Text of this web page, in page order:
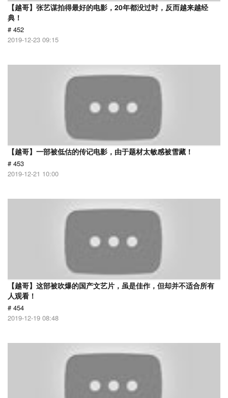
【越哥】张艺谋拍得最好的电影，20年都没过时，反而越来越经
典！
# 452
2019-12-23 09:15
【越哥】一部被低估的传记电影，由于题材太敏感被雪藏！
# 453
2019-12-21 10:00
【越哥】这部被吹爆的国产文艺片，虽是佳作，但却并不适合所有
人观看！
# 454
2019-12-19 08:48